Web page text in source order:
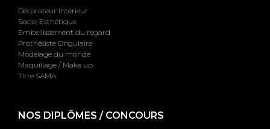
Décorateur Intérieur
Socio-Esthétique
Embellissement du regard
Prothésiste Ongulaire
Modelage du monde
Maquillage / Make up
Titre SAMA
NOS DIPLÔMES / CONCOURS